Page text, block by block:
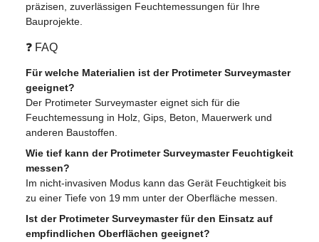
präzisen, zuverlässigen Feuchtemessungen für Ihre
Bauprojekte.
❓ FAQ
Für welche Materialien ist der Protimeter Surveymaster
geeignet?
Der Protimeter Surveymaster eignet sich für die
Feuchtemessung in Holz, Gips, Beton, Mauerwerk und
anderen Baustoffen.
Wie tief kann der Protimeter Surveymaster Feuchtigkeit
messen?
Im nicht-invasiven Modus kann das Gerät Feuchtigkeit bis
zu einer Tiefe von 19 mm unter der Oberfläche messen.
Ist der Protimeter Surveymaster für den Einsatz auf
empfindlichen Oberflächen geeignet?